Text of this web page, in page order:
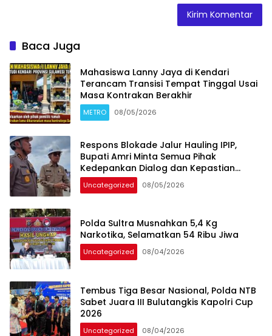
Baca Juga
Mahasiswa Lanny Jaya di Kendari
Terancam Transisi Tempat Tinggal Usai
Masa Kontrakan Berakhir
METRO 08/05/2026
Respons Blokade Jalur Hauling IPIP,
Bupati Amri Minta Semua Pihak
Kedepankan Dialog dan Kepastian
Hukum
Uncategorized 08/05/2026
Polda Sultra Musnahkan 5,4 Kg
Narkotika, Selamatkan 54 Ribu Jiwa
Uncategorized 08/04/2026
Tembus Tiga Besar Nasional, Polda NTB
Sabet Juara III Bulutangkis Kapolri Cup
2026
Uncategorized 08/04/2026